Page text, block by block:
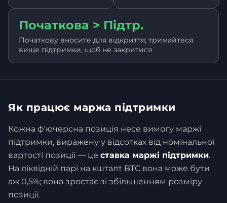
Початкова > Підтр.
Початкову вносите для відкриття; тримайтеся
вище підтримки, щоб не закритися
Як працює маржа підтримки
Кожна ф'ючерсна позиція несе вимогу маржі
підтримки, виражену у відсотках від номінальної
вартості позиції — це ставка маржі підтримки.
На ліквідній парі на кшталт BTC вона може бути
аж 0,5%; вона зростає зі збільшенням розміру
позиції.